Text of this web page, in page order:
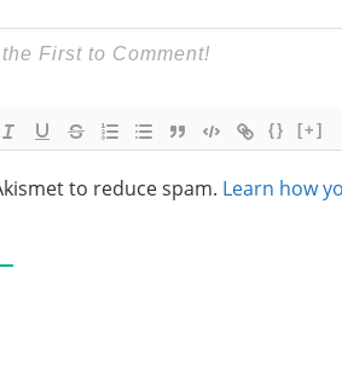
{} [+]
to reduce spam. Learn how